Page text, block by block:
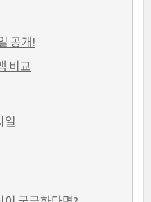
공개!
비교
일